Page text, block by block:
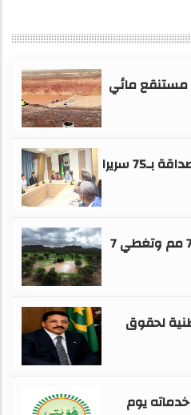
مائي
الصين توسع مستشفى الصداقة بـ75 سريرا
بشائر الغيث...أمطار تصل 74 مم وتغطي 7
لحقوق
يوم